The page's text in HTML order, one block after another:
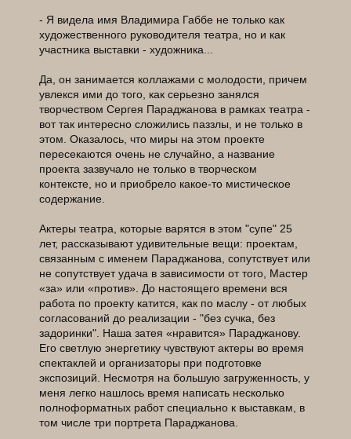
- Я видела имя Владимира Габбе не только как
художественного руководителя театра, но и как
участника выставки - художника...
Да, он занимается коллажами с молодости, причем
увлекся ими до того, как серьезно занялся
творчеством Сергея Параджанова в рамках театра -
вот так интересно сложились паззлы, и не только в
этом. Оказалось, что миры на этом проекте
пересекаются очень не случайно, а название
проекта зазвучало не только в творческом
контексте, но и приобрело какое-то мистическое
содержание.
Актеры театра, которые варятся в этом "супе" 25
лет, рассказывают удивительные вещи: проектам,
связанным с именем Параджанова, сопутствует или
не сопутствует удача в зависимости от того, Мастер
«за» или «против». До настоящего времени вся
работа по проекту катится, как по маслу - от любых
согласований до реализации - "без сучка, без
задоринки". Наша затея «нравится» Параджанову.
Его светлую энергетику чувствуют актеры во время
спектаклей и организаторы при подготовке
экспозиций. Несмотря на большую загруженность, у
меня легко нашлось время написать несколько
полноформатных работ специально к выставкам, в
том числе три портрета Параджанова.